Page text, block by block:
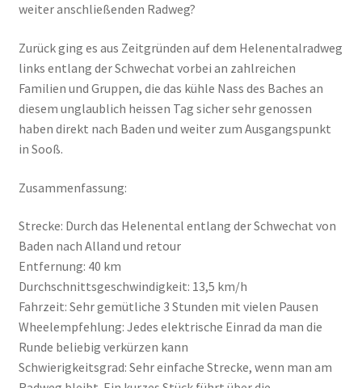
weiter anschließenden Radweg?
Zurück ging es aus Zeitgründen auf dem Helenentalradweg
links entlang der Schwechat vorbei an zahlreichen
Familien und Gruppen, die das kühle Nass des Baches an
diesem unglaublich heissen Tag sicher sehr genossen
haben direkt nach Baden und weiter zum Ausgangspunkt
in Sooß.
Zusammenfassung:
Strecke: Durch das Helenental entlang der Schwechat von
Baden nach Alland und retour
Entfernung: 40 km
Durchschnittsgeschwindigkeit: 13,5 km/h
Fahrzeit: Sehr gemütliche 3 Stunden mit vielen Pausen
Wheelempfehlung: Jedes elektrische Einrad da man die
Runde beliebig verkürzen kann
Schwierigkeitsgrad: Sehr einfache Strecke, wenn man am